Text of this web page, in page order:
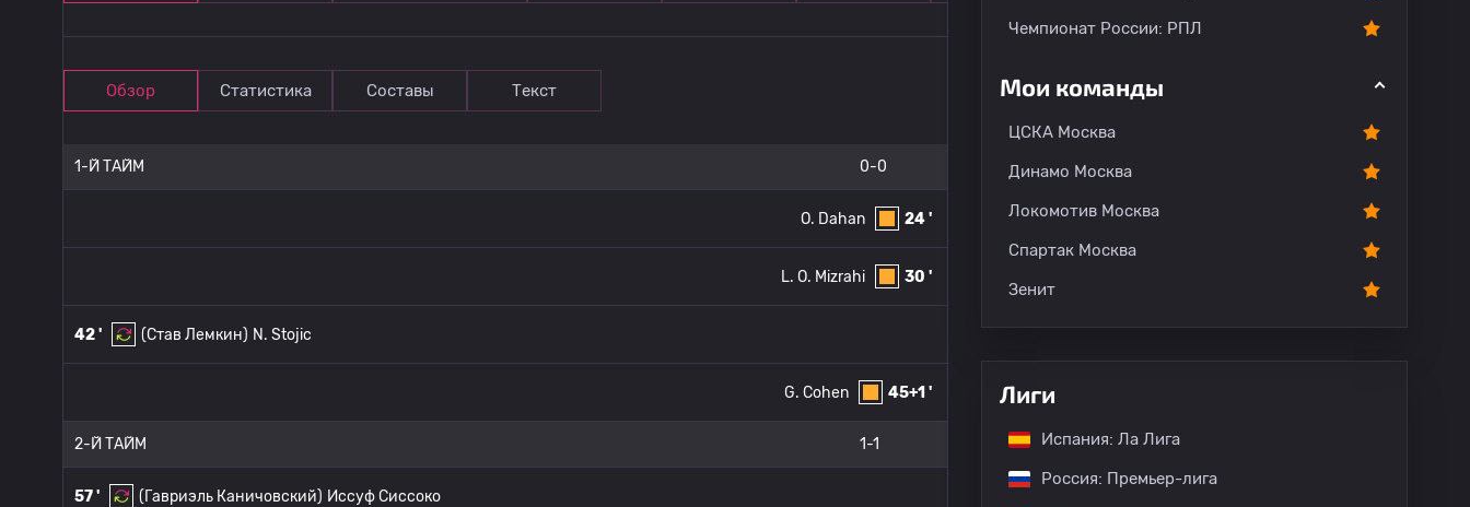
Обзор Статистика Составы Текст
1-Й ТАЙМ 0-0
24 '
O. Dahan
30 '
L. O. Mizrahi
42 ' (Став Лемкин) N. Stojic
45+1 '
G. Cohen
2-Й ТАЙМ 1-1
57 ' (Гавриэль Каничовский) Иссуф Сиссоко
Чемпионат России: РПЛ
Мои команды
ЦСКА Москва
Динамо Москва
Локомотив Москва
Спартак Москва
Зенит
Лиги
Испания: Ла Лига
Россия: Премьер-лига